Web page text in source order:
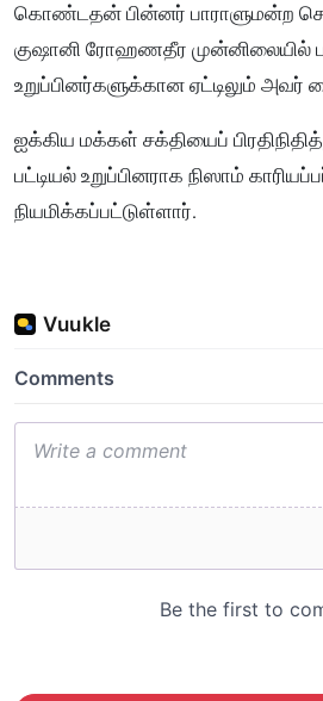
கொண்டதன் பின்னர் பாராளுமன்ற
குஷானி ரோஹணதீர முன்னிலையில்
உறுப்பினர்களுக்கான ஏட்டிலும் அவர்
ஐக்கிய மக்கள் சக்தியைப்
பட்டியல் உறுப்பினராக நிஸாம்
நியமிக்கப்பட்டுள்ளார்.